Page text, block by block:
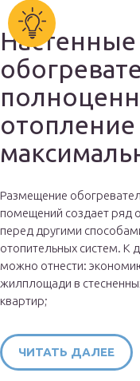
Настенные
отопление
Размещение
помещений создает ряд
перед другими
отопительных систем.
можно отнести:
жилплощади в
квартир;
ЧИТАТЬ ДАЛЕЕ